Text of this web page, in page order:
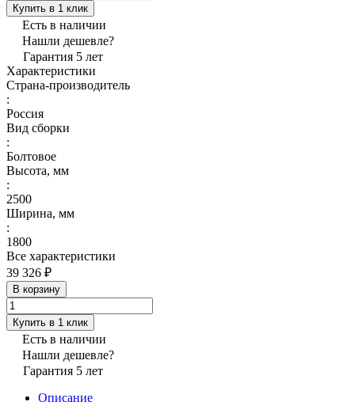
Купить в 1 клик
Есть в наличии
Нашли дешевле?
Гарантия 5 лет
Характеристики
Страна-производитель
:
Россия
Вид сборки
:
Болтовое
Высота, мм
:
2500
Ширина, мм
:
1800
Все характеристики
39 326 ₽
В корзину
Купить в 1 клик
Есть в наличии
Нашли дешевле?
Гарантия 5 лет
Описание